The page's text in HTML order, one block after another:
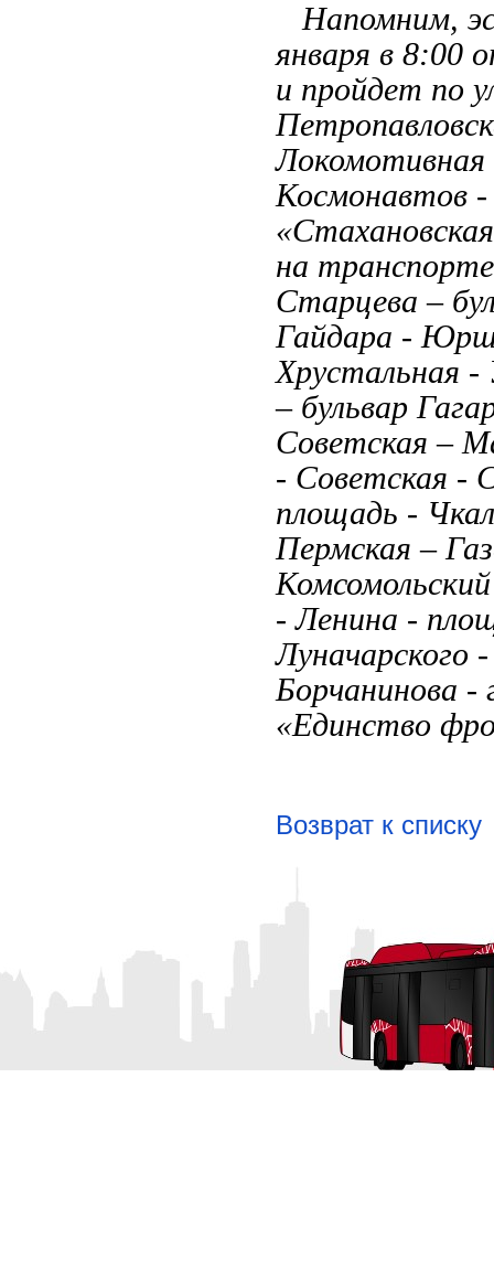
Напомним,
января в 8:00
и пройдет по
Локомотивная
Космонавтов
на
Старцева –
Гайдара -
Хрустальная
– бульвар
Советская –
- Советская -
площадь -
Пермская –
- Ленина -
Луначарского
Борчанинова -
«Единство
Возврат к списку